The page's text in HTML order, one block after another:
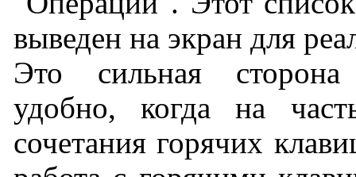
выведен на экран для
Это сильная
удобно, когда на
сочетания горячих